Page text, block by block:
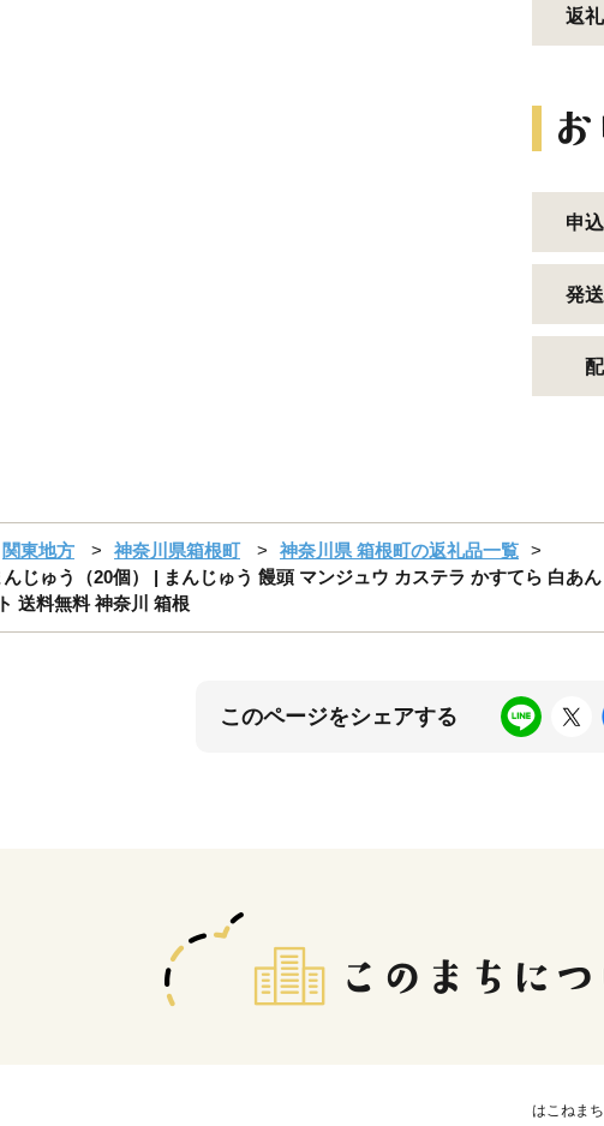
返
申
発
関東地方 神奈川県箱根町
神奈川県 箱根町の返礼品一覧
じゅう（20個） | まんじゅう 饅頭 マンジュウ カステラ かすてら 白あ
送料無料 神奈川 箱根
このページをシェアする
はこねまち